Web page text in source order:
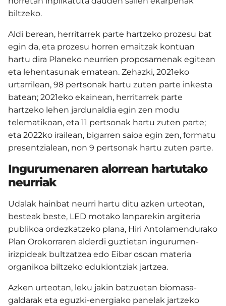
biltzeko.
Aldi berean, herritarrek parte hartzeko prozesu bat
egin da, eta prozesu horren emaitzak kontuan
hartu dira Planeko neurrien proposamenak egitean
eta lehentasunak ematean. Zehazki, 2021eko
urtarrilean, 98 pertsonak hartu zuten parte inkesta
batean; 2021eko ekainean, herritarrek parte
hartzeko lehen jardunaldia egin zen modu
telematikoan, eta 11 pertsonak hartu zuten parte;
eta 2022ko irailean, bigarren saioa egin zen, formatu
presentzialean, non 9 pertsonak hartu zuten parte.
Ingurumenaren alorrean hartutako
neurriak
Udalak hainbat neurri hartu ditu azken urteotan,
besteak beste, LED motako lanparekin argiteria
publikoa ordezkatzeko plana, Hiri Antolamendurako
Plan Orokorraren alderdi guztietan ingurumen-
irizpideak bultzatzea edo Eibar osoan materia
organikoa biltzeko edukiontziak jartzea.
Azken urteotan, leku jakin batzuetan biomasa-
galdarak eta eguzki-energiako panelak jartzeko